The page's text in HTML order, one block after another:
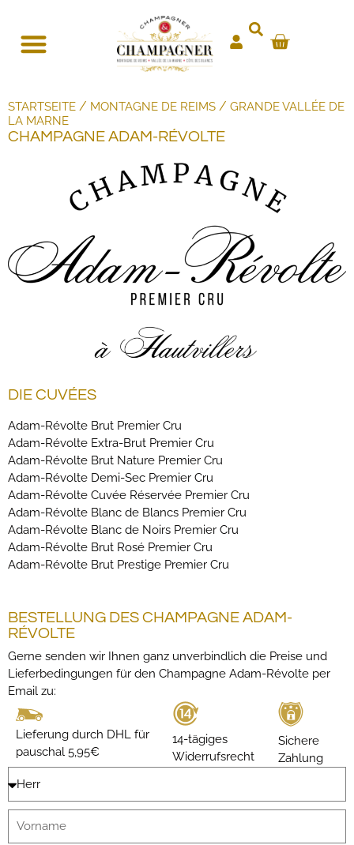
STARTSEITE / MONTAGNE DE REIMS / GRANDE VALLÉE DE
LA MARNE
CHAMPAGNE ADAM-RÉVOLTE
DIE CUVÉES
Adam-Révolte Brut Premier Cru
Adam-Révolte Extra-Brut Premier Cru
Adam-Révolte Brut Nature Premier Cru
Adam-Révolte Demi-Sec Premier Cru
Adam-Révolte Cuvée Réservée Premier Cru
Adam-Révolte Blanc de Blancs Premier Cru
Adam-Révolte Blanc de Noirs Premier Cru
Adam-Révolte Brut Rosé Premier Cru
Adam-Révolte Brut Prestige Premier Cru
BESTELLUNG DES CHAMPAGNE ADAM-
RÉVOLTE
Gerne senden wir Ihnen ganz unverbindlich die Preise und
Lieferbedingungen für den Champagne Adam-Révolte per
Email zu:
Lieferung durch DHL für
pauschal 5,95€
14-tägiges
Widerrufsrecht
Sichere
Zahlung